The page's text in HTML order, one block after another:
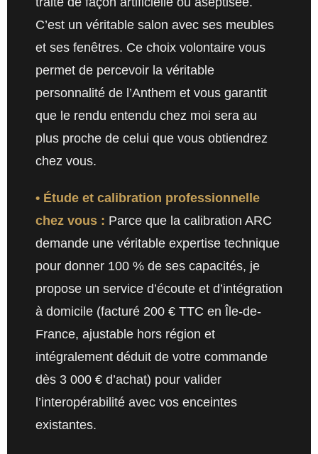
C’est un véritable salon avec ses meubles
et ses fenêtres. Ce choix volontaire vous
permet de percevoir la véritable
personnalité de l’Anthem et vous garantit
que le rendu entendu chez moi sera au
plus proche de celui que vous obtiendrez
chez vous.
• Étude et calibration professionnelle
chez vous : Parce que la calibration ARC
demande une véritable expertise technique
pour donner 100 % de ses capacités, je
propose un service d’écoute et d’intégration
à domicile (facturé 200 € TTC en Île-de-
France, ajustable hors région et
intégralement déduit de votre commande
dès 3 000 € d’achat) pour valider
l’interopérabilité avec vos enceintes
existantes.